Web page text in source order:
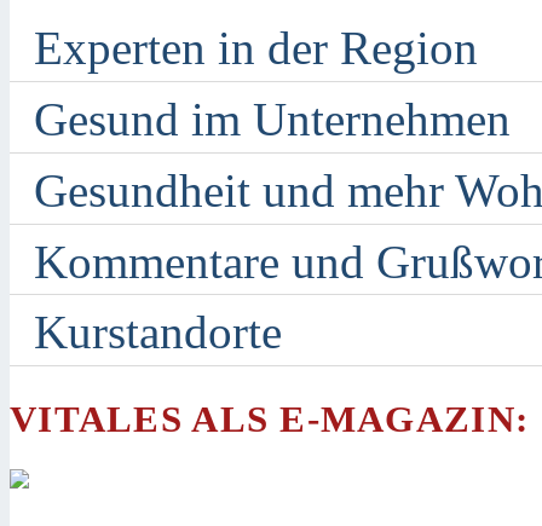
Experten in der Region
Gesund im Unternehmen
Gesundheit und mehr
Kommentare und
Kurstandorte
VITALES ALS E-MAGAZIN: